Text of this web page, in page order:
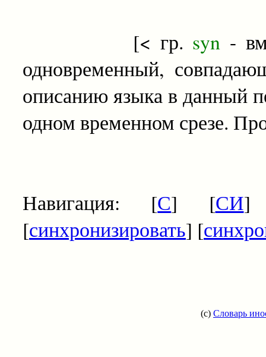
[< гр. syn -
одновременный,
описанию языка в данный
одном временном срезе.
Навигация: [С] [СИ]
[синхронизировать] [
(c) Словарь